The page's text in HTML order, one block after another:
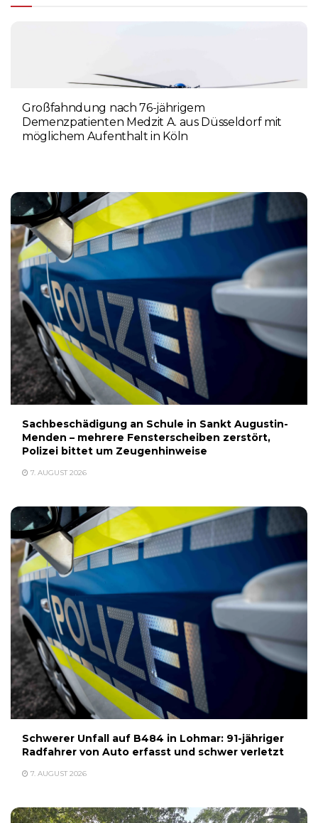
Großfahndung nach 76-jährigem
Demenzpatienten Medzit A. aus Düsseldorf mit
möglichem Aufenthalt in Köln
Sachbeschädigung an Schule in Sankt Augustin-
Menden – mehrere Fensterscheiben zerstört,
Polizei bittet um Zeugenhinweise
7. AUGUST 2026
Schwerer Unfall auf B484 in Lohmar: 91-jähriger
Radfahrer von Auto erfasst und schwer verletzt
7. AUGUST 2026